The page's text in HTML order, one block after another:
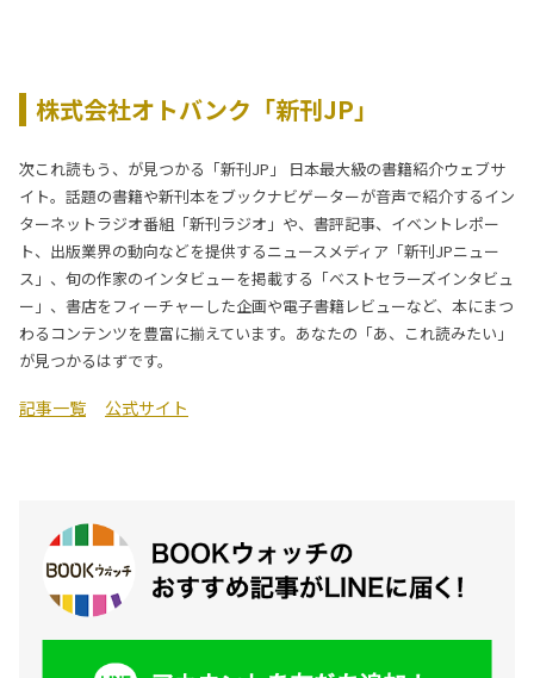
株式会社オトバンク「新刊JP」
次これ読もう、が見つかる「新刊JP」 日本最大級の書籍紹介ウェブサ
イト。話題の書籍や新刊本をブックナビゲーターが音声で紹介するイン
ターネットラジオ番組「新刊ラジオ」や、書評記事、イベントレポー
ト、出版業界の動向などを提供するニュースメディア「新刊JPニュー
ス」、旬の作家のインタビューを掲載する「ベストセラーズインタビュ
ー」、書店をフィーチャーした企画や電子書籍レビューなど、本にまつ
わるコンテンツを豊富に揃えています。あなたの「あ、これ読みたい」
が見つかるはずです。
記事一覧 公式サイト